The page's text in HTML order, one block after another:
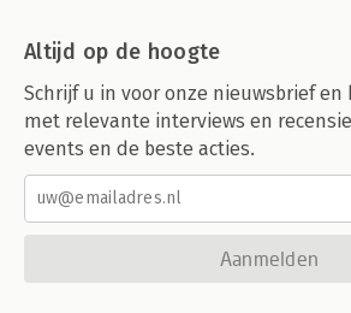
Altijd op de hoogte
Schrijf u in voor onze nieuwsbrief
met relevante interviews en
events en de beste acties.
Aanmelden